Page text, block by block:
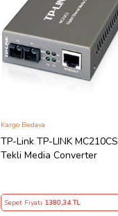
TP-Link TP-LINK MC210CS
Tekli Media Converter
Kargo Bedava
Sepet Fiyatı 1380,34 TL